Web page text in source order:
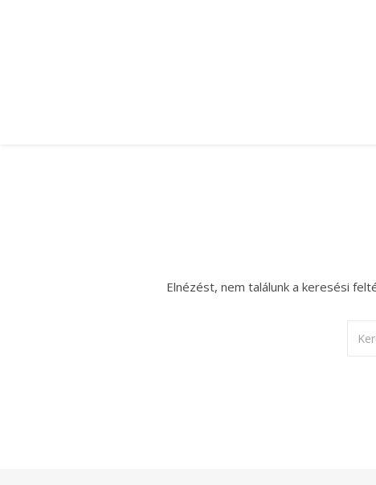
Elnézést, nem találunk a keresési